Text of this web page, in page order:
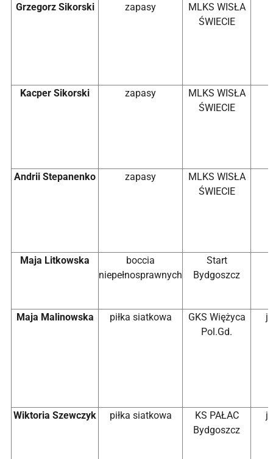
Grzegorz Sikorski zapasy
MLKS WISŁA
ŚWIECIE
Kacper Sikorski zapasy
MLKS WISŁA
ŚWIECIE
Andrii Stepanenko zapasy
MLKS WISŁA
ŚWIECIE
Maja Litkowska
boccia
niepełnosprawnych
Start
Bydgoszcz
Maja Malinowska piłka siatkowa
GKS Więżyca
Pol.Gd.
Wiktoria Szewczyk piłka siatkowa
KS PAŁAC
Bydgoszcz